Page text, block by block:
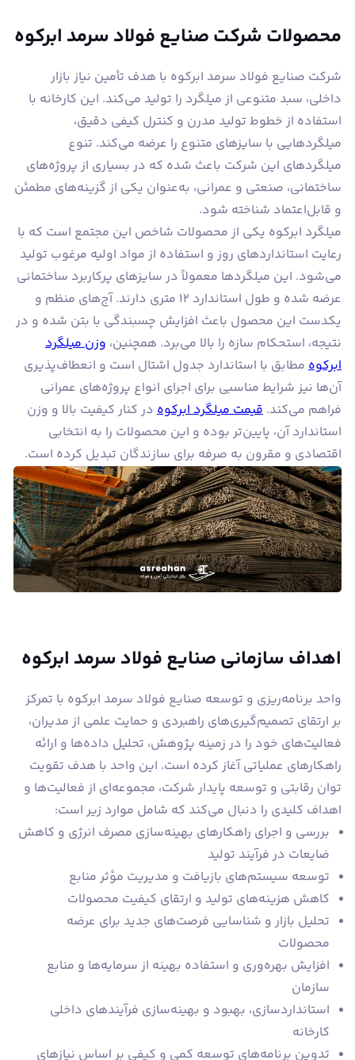
محصولات شرکت صنایع فولاد سرمد ابرکوه
شرکت صنایع فولاد سرمد ابرکوه با هدف تأمین نیاز بازار
داخلی، سبد متنوعی از میلگرد را تولید می‌کند. این کارخانه با
استفاده از خطوط تولید مدرن و کنترل کیفی دقیق،
میلگردهایی با سایزهای متنوع را عرضه می‌کند. تنوع
میلگردهای این شرکت باعث شده که در بسیاری از پروژه‌های
ساختمانی، صنعتی و عمرانی، به‌عنوان یکی از گزینه‌های مطمئن
و قابل‌اعتماد شناخته شود.
میلگرد ابرکوه یکی از محصولات شاخص این مجتمع است که با
رعایت استانداردهای روز و استفاده از مواد اولیه مرغوب تولید
می‌شود. این میلگردها معمولاً در سایزهای پرکاربرد ساختمانی
عرضه شده و طول استاندارد ۱۲ متری دارند. آج‌های منظم و
یکدست این محصول باعث افزایش چسبندگی با بتن شده و در
نتیجه، استحکام سازه را بالا می‌برد. همچنین، وزن میلگرد
ابرکوه مطابق با استاندارد جدول اشتال است و انعطاف‌پذیری
آن‌ها نیز شرایط مناسبی برای اجرای انواع پروژه‌های عمرانی
فراهم می‌کند. قیمت میلگرد ابرکوه در کنار کیفیت بالا و وزن
استاندارد آن‌، پایین‌تر بوده و این محصولات را به انتخابی
اقتصادی و مقرون به صرفه برای سازندگان تبدیل کرده است.
اهداف سازمانی صنایع فولاد سرمد ابرکوه
واحد برنامه‌ریزی و توسعه صنایع فولاد سرمد ابرکوه با تمرکز
بر ارتقای تصمیم‌گیری‌های راهبردی و حمایت علمی از مدیران،
فعالیت‌های خود را در زمینه پژوهش، تحلیل داده‌ها و ارائه
راهکارهای عملیاتی آغاز کرده است. این واحد با هدف تقویت
توان رقابتی و توسعه پایدار شرکت، مجموعه‌ای از فعالیت‌ها و
اهداف کلیدی را دنبال می‌کند که شامل موارد زیر است:
بررسی و اجرای راهکارهای بهینه‌سازی مصرف انرژی و کاهش
ضایعات در فرآیند تولید
توسعه سیستم‌های بازیافت و مدیریت مؤثر منابع
کاهش هزینه‌های تولید و ارتقای کیفیت محصولات
تحلیل بازار و شناسایی فرصت‌های جدید برای عرضه
محصولات
افزایش بهره‌وری و استفاده بهینه از سرمایه‌ها و منابع
سازمان
استانداردسازی، بهبود و بهینه‌سازی فرآیندهای داخلی
کارخانه
تدوین برنامه‌های توسعه کمی و کیفی بر اساس نیازهای